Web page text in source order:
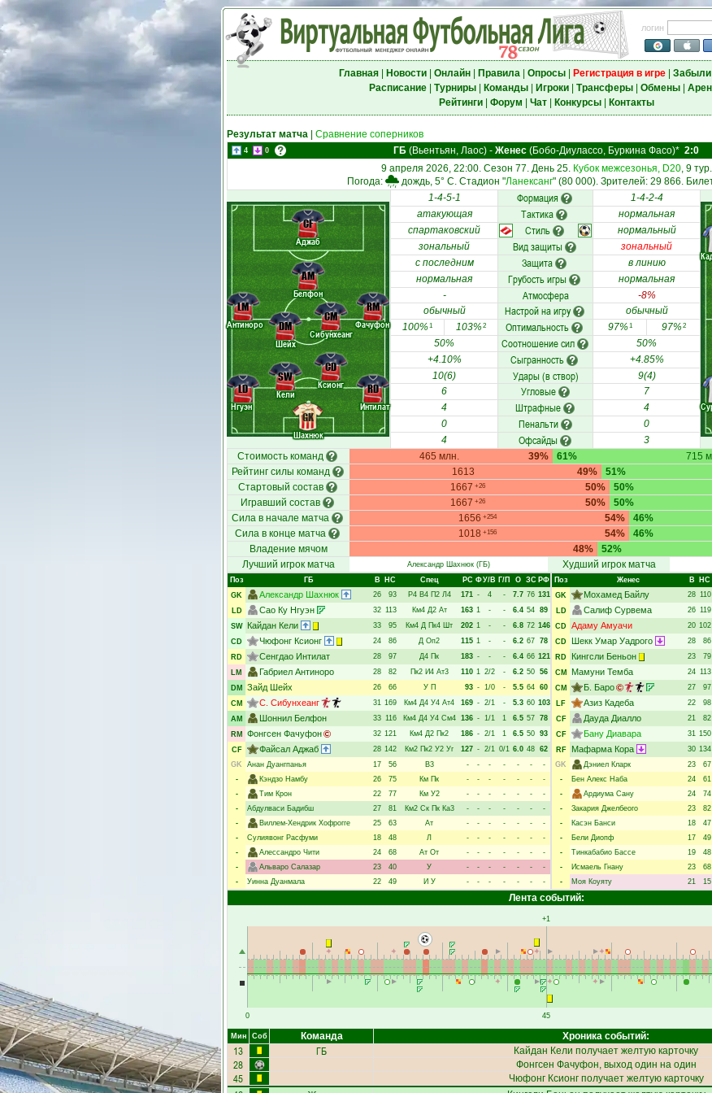
логин
Главная| Новости| Онлайн| Правила| Опросы| Регистрация в игре| Забыли
Расписание| Турниры| Команды| Игроки| Трансферы| Обмены|
Рейтинги| Форум Чат| Конкурсы| Контакты
Результат матча Сравнение соперников
4 0 ГБ (Вьентьян, Лаос) - Женес (Бобо-Диулассо, Буркина Фасо)* 2:0
9 апреля 2026, 22:00. Сезон 77. День 25. Кубок межсезонья, D20, 9 тур.
Погода:
дождь, 5° C. Стадион "Ланексанг" (80 000). Зрителей: 29 866.
Шахнюк
Нгуэн
Кели
Ксионг
Интилат
Антиноро
Шейх
Сибунхеанг
Белфон
Фачуфон
Аджаб
GK
LD
SW
CD
RD
LM
DM
CM
AM
RM
CF
1-4-5-1 Формация 1-4-2-4
атакующая Тактика
нормальная
спартаковский
Стиль
нормальный
зональный
Вид защиты
зональный
с последним
Защита
в линию
нормальная
Грубость игры
нормальная
-
Атмосфера
-8%
обычный
Настрой на игру
обычный
100%1 103%2 Оптимальность 97%1 97%2
50% Соотношение сил
50%
+4.10%
Сыгранность
+4.85%
10(6)
Удары (в створ)
9(4)
6
Угловые
7
4
Штрафные
4
0
Пенальти
0
4
Офсайды
3
Стоимость команд
465 млн. 39% 715
61%
Рейтинг силы команд
1613 49%
51%
Стартовый состав
1667 +26 50%
50%
Игравший состав
1667 +26 50%
50%
Сила в начале матча
1656 +254 54%
46%
Сила в конце матча
1018 +156 54%
46%
Владение мячом
48%
52%
Лучший игрок матча
Александр Шахнюк (ГБ) Худший игрок матча
Поз
ГБ В НC Спец РC ФУ/В Г/П О ЗС РФ
GK
Александр Шахнюк 26 93 Р4 В4 П2 Л4 171 - 4 - 7.7 76 131
LD
Сао Ку Нгуэн 32 113 Км4 Д2 Ат 163 1 - - 6.4 54 89
SW
Кайдан Кели 33 95 Км4 Д Пк4 Шт 202 1 - - 6.8 72 146
CD
Чюфонг Ксионг 24 86 Д Оп2 115 1 - - 6.2 67 78
RD
Сенгдао Интилат 28 97 Д4 Пк 183 - - - 6.4 66 121
LM
Габриел Антиноро 28 82 Пк2 И4 Ат3 110 1 2/2 - 6.2 50 56
DM
Зайд Шейх 26 66 У П 93 - 1/0 - 5.5 64 60
CM
С. Сибунхеанг 31 169 Км4 Д4 У4 Ат4 169 - 2/1 - 5.3 60 103
AM
Шоннил Белфон 33 116 Км4 Д4 У4 См4 136 - 1/1 1 6.5 57 78
RM
Фонгсен Фачуфон 32 121 Км4 Д2 Пк2 186 - 2/1 1 6.5 50 93
CF
Файсал Аджаб 28 142 Км2 Пк2 У2 Уг 127 - 2/1 0/1 6.0 48 62
GK
Анан Дуангпанья 17 56 В3 - - - - - -
-
-
Кэндзо Намбу 26 75 Км Пк - - - - - -
-
-
Тим Крон 22 77 Км У2 - - - - - -
-
-
Абдулваси Бадибш 27 81 Км2 Ск Пк Ка3 - - - - - -
-
-
Виллем-Хендрик Хофрогге 25 63 Ат - - - - - -
-
-
Сулиявонг Расфуми 18 48 Л - - - - - -
-
-
Алессандро Чити 24 68 Ат От - - - - - -
-
-
Альваро Салазар 23 40 У - - - - - -
-
-
Уинна Дуанмала 22 49 И У - - - - - - -
Поз Женес В НC
GK
Мохамед Байлу 28 110
LD
Салиф Сурвема 26 119
CD Адаму Амуачи 20 102
CD
Шекк Умар Уадрого 28 86
RD
Кингсли Беньон 23 79
CM
Мамуни Темба 24 113
CM
Б. Баро 27 97
LF
Азиз Кадеба 22 98
CF
Дауда Диалло 21 82
CF
Бану Диавара 31 150
RF
Мафарма Кора 30 134
GK
Дэниел Кларк 23 67
-
Бен Алекс Наба 24 61
-
Ардиума Сану 24 74
-
Закария Джелбеого 23 82
-
Касэн Банси 18 47
-
Бели Диопф 17 49
-
Тинкабабио Бассе 19 48
-
Исмаель Гнану 23 68
-
Моя Коуяту 21 15
Лента событий:
0
+1
45
Мин Соб Команда Хроника событий:
13 ГБ Кайдан Кели получает желтую карточку
28 Фонгсен Фачуфон, выход один на один
45 Чюфонг Ксионгполучает желтую карточку